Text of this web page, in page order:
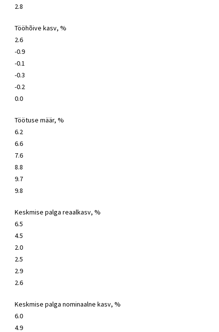
2.8
Tööhõive kasv, %
2.6
-0.9
-0.1
-0.3
-0.2
0.0
Töötuse määr, %
6.2
6.6
7.6
8.8
9.7
9.8
Keskmise palga reaalkasv, %
6.5
4.5
2.0
2.5
2.9
2.6
Keskmise palga nominaalne kasv, %
6.0
4.9